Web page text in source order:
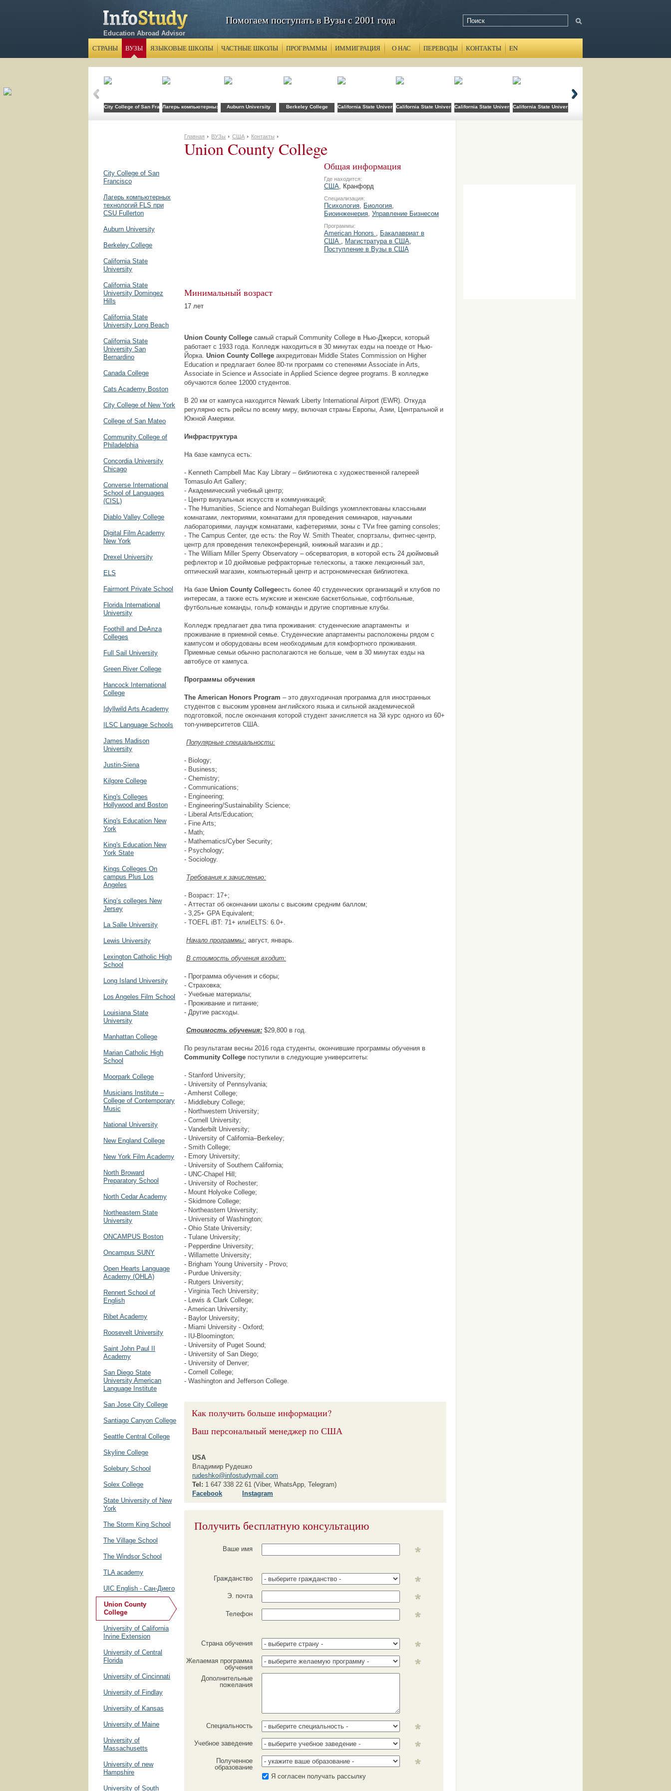
Education Abroad Advisor
Помогаем поступать в Вузы с 2001 года
СТРАНЫ ВУЗЫ ЯЗЫКОВЫЕ ШКОЛЫ ЧАСТНЫЕ ШКОЛЫ ПРОГРАММЫ ИММИГРАЦИЯ О НАС ПЕРЕВОДЫ КОНТАКТЫ EN
City College of San FranciscoЛагерь компьютерных технологий FLS при CSU Fullerton
Auburn University Berkeley College California State UniversityCalifornia State University Domingez HillsCalifornia State University Long BeachCalifornia State University San Bernardino
City College of San
Francisco
Лагерь компьютерных
технологий FLS при
CSU Fullerton
Auburn University
Berkeley College
California State
University
California State
University Domingez
Hills
California State
University Long Beach
California State
University San
Bernardino
Canada College
Cats Academy Boston
City College of New York
College of San Mateo
Community College of
Philadelphia
Concordia University
Chicago
Converse International
School of Languages
(CISL)
Diablo Valley College
Digital Film Academy
New York
Drexel University
ELS
Fairmont Private School
Florida International
University
Foothill and DeAnza
Colleges
Full Sail University
Green River College
Hancock International
College
Idyllwild Arts Academy
ILSC Language Schools
James Madison
University
Justin-Siena
Kilgore College
King's Colleges
Hollywood and Boston
King's Education New
York
King's Education New
York State
Kings Colleges On
campus Plus Los
Angeles
King’s colleges New
Jersey
La Salle University
Lewis University
Lexington Catholic High
School
Long Island University
Los Angeles Film School
Louisiana State
University
Manhattan College
Marian Catholic High
School
Moorpark College
Musicians Institute –
College of Contemporary
Music
National University
New England College
New York Film Academy
North Broward
Preparatory School
North Cedar Academy
Northeastern State
University
ONCAMPUS Boston
Oncampus SUNY
Open Hearts Language
Academy (OHLA)
Rennert School of
English
Ribet Academy
Roosevelt University
Saint John Paul II
Academy
San Diego State
University American
Language Institute
San Jose City College
Santiago Canyon College
Seattle Central College
Skyline College
Solebury School
Solex College
State University of New
York
The Storm King School
The Village School
The Windsor School
TLA academy
UIC English - Сан-Диего
Union County
College
University of California
Irvine Extension
University of Central
Florida
University of Cincinnati
University of Findlаy
University of Kansas
University of Maine
University of
Massachusetts
University of new
Hampshire
University of South
Главная ВУЗы США Контакты
Union County College
Общая информация
Где находится:
США, Кранфорд
Специализация:
Психология, Биология,
Биоинженерия, Управление Бизнесом
Программы:
American Honors , Бакалавриат в
США , Магистратура в США,
Поступление в Вузы в США
Минимальный возраст
17 лет
Union County College самый старый Сommunity College в Нью-Джерси, который
работает с 1933 года. Колледж находиться в 30 минутах езды на поезде от Нью-
Йорка. Union County College аккредитован Middle States Commission on Higher
Education и предлагает более 80-ти программ со степенями Associate in Arts,
Associate in Science и Associate in Applied Science degree programs. В колледже
обучаются более 12000 студентов.
В 20 км от кампуса находится Newark Liberty International Airport (EWR). Откуда
регулярно есть рейсы по всему миру, включая страны Европы, Азии, Центральной и
Южной Америки.
Инфраструктура
На базе кампуса есть:
- Kenneth Campbell Mac Kay Library – библиотека с художественной галереей
Tomasulo Art Gallery;
- Академический учебный центр;
- Центр визуальных искусств и коммуникаций;
- The Humanities, Science and Nomahegan Buildings укомплектованы классными
комнатами, лекториями, комнатами для проведения семинаров, научными
лабораториями, лаундж комнатами, кафетериями, зоны с TVи free gaming consoles;
- The Campus Center, где есть: the Roy W. Smith Theater, спортзалы, фитнес-центр,
центр для проведения телеконференций, книжный магазин и др.;
- The William Miller Sperry Observatory – обсерватория, в которой есть 24 дюймовый
рефлектор и 10 дюймовые рефракторные телескопы, а также лекционный зал,
оптический магазин, компьютерный центр и астрономическая библиотека.
На базе Union County Collegeесть более 40 студенческих организаций и клубов по
интересам, а также есть мужские и женские баскетбольные, софтбольные,
футбольные команды, гольф команды и другие спортивные клубы.
Колледж предлагает два типа проживания: студенческие апартаменты и
проживание в приемной семье. Студенческие апартаменты расположены рядом с
кампусом и оборудованы всем необходимым для комфортного проживания.
Приемные семьи обычно располагаются не больше, чем в 30 минутах езды на
автобусе от кампуса.
Программы обучения
The American Honors Program – это двухгодичная программа для иностранных
студентов с высоким уровнем английского языка и сильной академической
подготовкой, после окончания которой студент зачисляется на 3й курс одного из 60+
топ-университетов США.
Популярные специальности:
- Biology;
- Business;
- Chemistry;
- Communications;
- Engineering;
- Engineering/Sustainability Science;
- Liberal Arts/Education;
- Fine Arts;
- Math;
- Mathematics/Cyber Security;
- Psychology;
- Sociology.
Требования к зачислению:
- Возраст: 17+;
- Аттестат об окончании школы с высоким средним баллом;
- 3,25+ GPA Equivalent;
- TOEFL iBT: 71+ илиIELTS: 6.0+.
Начало программы: август, январь.
В стоимость обучения входит:
- Программа обучения и сборы;
- Страховка;
- Учебные материалы;
- Проживание и питание;
- Другие расходы.
Стоимость обучения: $29,800 в год.
По результатам весны 2016 года студенты, окончившие программы обучения в
Community College поступили в следующие университеты:
- Stanford University;
- University of Pennsylvania;
- Amherst College;
- Middlebury College;
- Northwestern University;
- Cornell University;
- Vanderbilt University;
- University of California–Berkeley;
- Smith College;
- Emory University;
- University of Southern California;
- UNC-Chapel Hill;
- University of Rochester;
- Mount Holyoke College;
- Skidmore College;
- Northeastern University;
- University of Washington;
- Ohio State University;
- Tulane University;
- Pepperdine University;
- Willamette University;
- Brigham Young University - Provo;
- Purdue University;
- Rutgers University;
- Virginia Tech University;
- Lewis & Clark College;
- American University;
- Baylor University;
- Miami University - Oxford;
- IU-Bloomington;
- University of Puget Sound;
- University of San Diego;
- University of Denver;
- Cornell College;
- Washington and Jefferson College.
Как получить больше информации?
Ваш персональный менеджер по США
USA
Владимир Рудешко
rudeshko@infostudymail.com
Tel: 1 647 338 22 61 (Viber, WhatsApp, Telegram)
Facebook Instagram
Получить бесплатную консультацию
Ваше имя
Гражданство
Э. почта
Телефон
Страна обучения
Желаемая программа
обучения
Дополнительные
пожелания
Специальность
Учебное заведение
Полученное
образование
Я согласен получать рассылку